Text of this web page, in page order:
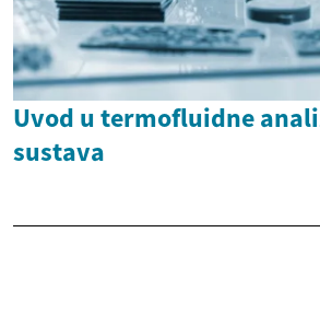
Uvod u termofluidne
sustava